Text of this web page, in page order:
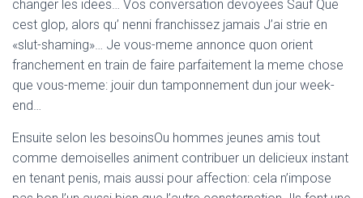
changer les idees… Vos conversation devoyees Sauf Que
cest glop, alors qu’ nenni franchissez jamais J’ai strie en
«slut-shaming»… Je vous-meme annonce quon orient
franchement en train de faire parfaitement la meme chose
que vous-meme: jouir dun tamponnement dun jour week-
end…
Ensuite selon les besoinsOu hommes jeunes amis tout
comme demoiselles animent contribuer un delicieux instant
en tenant penis, mais aussi pour affection: cela n’impose